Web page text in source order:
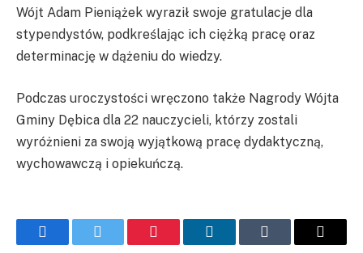
Wójt Adam Pieniążek wyraził swoje gratulacje dla
stypendystów, podkreślając ich ciężką pracę oraz
determinację w dążeniu do wiedzy.
Podczas uroczystości wręczono także Nagrody Wójta
Gminy Dębica dla 22 nauczycieli, którzy zostali
wyróżnieni za swoją wyjątkową pracę dydaktyczną,
wychowawczą i opiekuńczą.
FacebookTwitter Pinterest LinkedInTumblr Email